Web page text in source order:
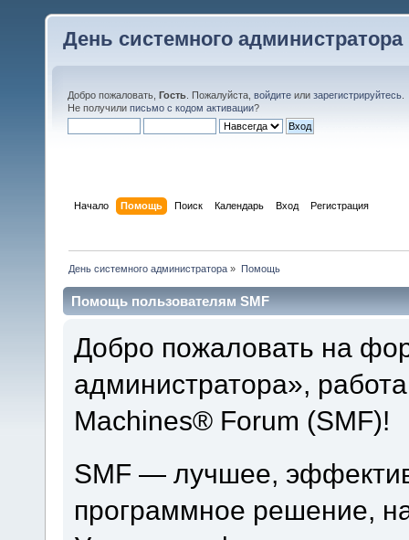
День системного администратора
Добро пожаловать, Гость . Пожалуйста, войдите или зарегистрируйтесь
Не получили письмо с кодом активации?
Начало Помощь Поиск Календарь Вход Регистрация
День системного администратора » Помощь
Помощь пользователям SMF
Добро пожаловать на
администратора»,
Machines® Forum (SMF)!
SMF — лучшее,
программное решение,